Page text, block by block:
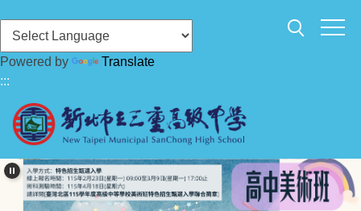
到
主
要
內
容
區
Powered by
Translate
:::